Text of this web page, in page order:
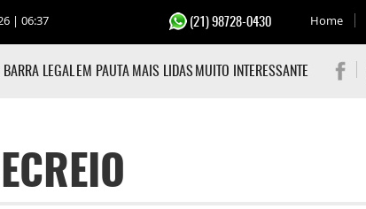
| 06:37 (21) 98728-0430 Home
BARRA LEGAL EM PAUTA MAIS LIDAS MUITO INTERESSANTE